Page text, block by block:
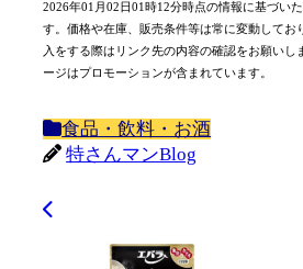
2026年01月02日01時12分時点の情報に基づい
す。価格や在庫、販売条件等は常に変動してお
入をする際はリンク先の内容の確認をお願いし
ージはプロモーションが含まれています。
食品・飲料・お酒
特さんマンBlog